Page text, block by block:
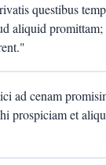
questibus
aliquid
ad cenam
prospiciam et